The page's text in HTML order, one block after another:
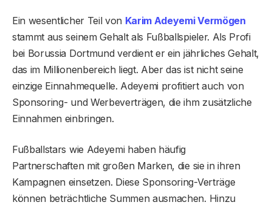
Ein wesentlicher Teil von Karim Adeyemi Vermögen
stammt aus seinem Gehalt als Fußballspieler. Als Profi
bei Borussia Dortmund verdient er ein jährliches Gehalt,
das im Millionenbereich liegt. Aber das ist nicht seine
einzige Einnahmequelle. Adeyemi profitiert auch von
Sponsoring- und Werbeverträgen, die ihm zusätzliche
Einnahmen einbringen.
Fußballstars wie Adeyemi haben häufig
Partnerschaften mit großen Marken, die sie in ihren
Kampagnen einsetzen. Diese Sponsoring-Verträge
können beträchtliche Summen ausmachen. Hinzu